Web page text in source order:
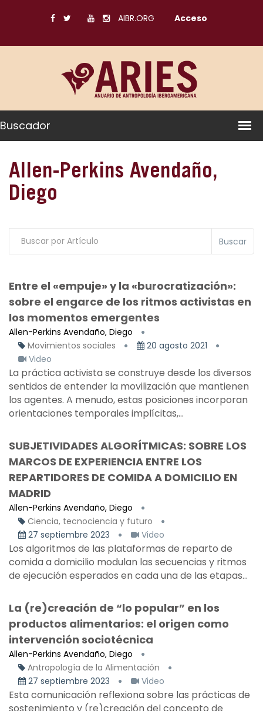
AIBR.ORG Acceso
Buscador
Allen-Perkins Avendaño,
Diego
Buscar
Entre el «empuje» y la «burocratización»:
sobre el engarce de los ritmos activistas en
los momentos emergentes
Allen-Perkins Avendaño, Diego
Movimientos sociales
20 agosto 2021
Video
La práctica activista se construye desde los diversos
sentidos de entender la movilización que mantienen
los agentes. A menudo, estas posiciones incorporan
orientaciones temporales implícitas,...
SUBJETIVIDADES ALGORÍTMICAS: SOBRE LOS
MARCOS DE EXPERIENCIA ENTRE LOS
REPARTIDORES DE COMIDA A DOMICILIO EN
MADRID
Allen-Perkins Avendaño, Diego
Ciencia, tecnociencia y futuro
27 septiembre 2023
Video
Los algoritmos de las plataformas de reparto de
comida a domicilio modulan las secuencias y ritmos
de ejecución esperados en cada una de las etapas...
La (re)creación de “lo popular” en los
productos alimentarios: el origen como
intervención sociotécnica
Allen-Perkins Avendaño, Diego
Antropología de la Alimentación
27 septiembre 2023
Video
Esta comunicación reflexiona sobre las prácticas de